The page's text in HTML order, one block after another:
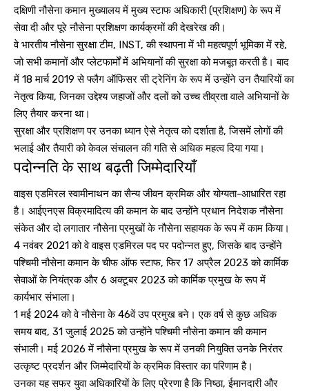
दक्षिणी नौसेना कमान मुख्यालय में मुख्य स्टाफ अधिकारी (प्रशिक्षण) के रूप में
सेवा दी और पूरे नौसेना प्रशिक्षण कार्यक्रमों की देखरेख की।
वे भारतीय नौसेना सुरक्षा टीम, INST, की स्थापना में भी महत्वपूर्ण भूमिका में रहे,
जो सभी कमानों और प्लेटफार्मों में अभियानों की सुरक्षा को मजबूत करती है। बाद
में 18 मार्च 2019 से फ्लैग ऑफिसर सी ट्रेनिंग के रूप में उन्होंने उन तैयारियों का
नेतृत्व किया, जिनका उद्देश्य जहाजों और दलों को उच्च तीव्रता वाले अभियानों के
लिए तैयार करना था।
सुरक्षा और प्रशिक्षण पर उनका ध्यान ऐसे नेतृत्व को दर्शाता है, जिसमें लोगों की
भलाई और तैयारी को केवल संचालन की गति से अधिक महत्व दिया गया।
पदोन्नति के साथ बढ़ती जिम्मेदारियाँ
वाइस एडमिरल स्वामीनाथन का सैन्य जीवन क्रमिक और योग्यता-आधारित रहा
है। आईएनएस विक्रमादित्य की कमान के बाद उन्होंने प्रधान निदेशक नौसेना
संकेत और दो लगातार नौसेना प्रमुखों के नौसेना सहायक के रूप में काम किया।
4 नवंबर 2021 को वे वाइस एडमिरल पद पर पदोन्नत हुए, जिसके बाद उन्होंने
पश्चिमी नौसेना कमान के चीफ ऑफ स्टाफ, फिर 17 अप्रैल 2023 को कार्मिक
सेवाओं के नियंत्रक और 6 अक्टूबर 2023 को कार्मिक प्रमुख के रूप में
कार्यभार संभाला।
1 मई 2024 को वे नौसेना के 46वें उप प्रमुख बने। एक वर्ष से कुछ अधिक
समय बाद, 31 जुलाई 2025 को उन्होंने पश्चिमी नौसेना कमान की कमान
संभाली। मई 2026 में नौसेना प्रमुख के रूप में उनकी नियुक्ति उनके निरंतर
उत्कृष्ट प्रदर्शन और जिम्मेदारियों के क्रमिक विस्तार का परिणाम है।
उनका यह सफर युवा अधिकारियों के लिए प्रेरणा है कि निष्ठा, ईमानदारी और